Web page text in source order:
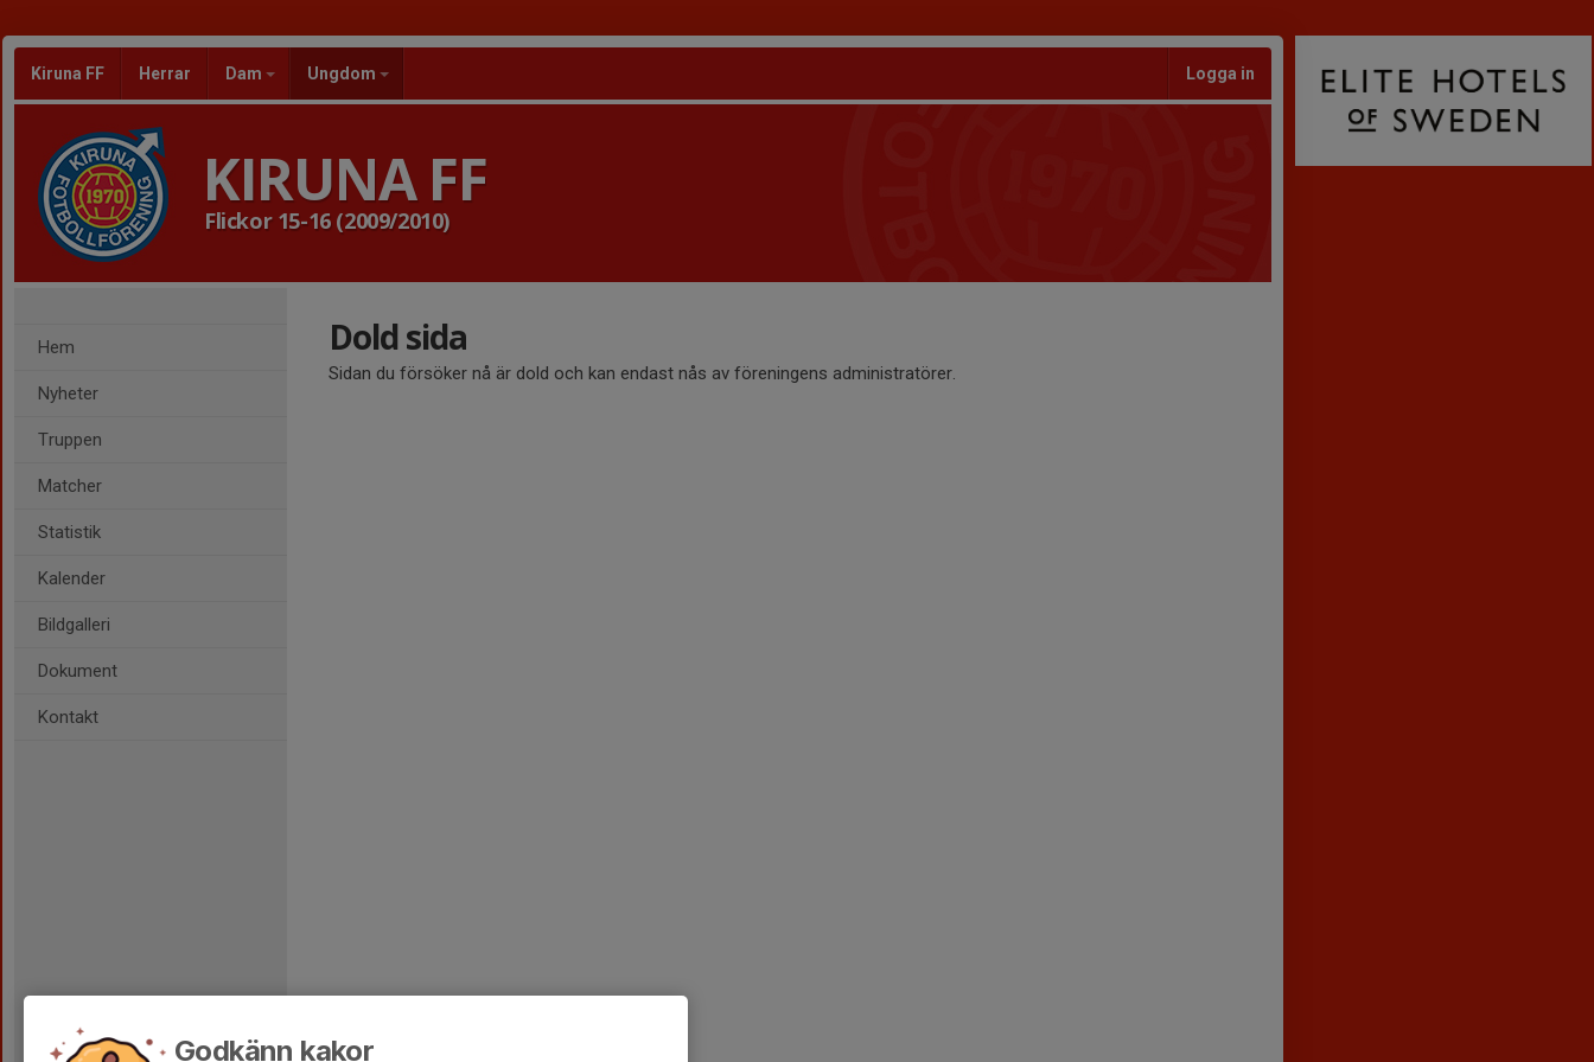
Kiruna FF Herrar Dam Ungdom Logga in
KIRUNA FF
Flickor 15-16 (2009/2010)
Hem
Nyheter
Truppen
Matcher
Statistik
Kalender
Bildgalleri
Dokument
Kontakt
Dold sida
Sidan du försöker nå är dold och kan endast nås av föreningens administratörer.
Godkänn kakor